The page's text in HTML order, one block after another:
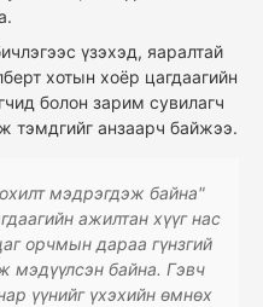
үзэхэд, яаралтай
хотын хоёр цагдаагийн
болон зарим сувилагч
тэмдгийг анзаарч байжээ.
мэдрэгдэж байна"
ажилтан хүүг нас
орчмын дараа гүнзгий
мэдүүлсэн байна. Гэвч
үүнийг үхэхийн өмнөх